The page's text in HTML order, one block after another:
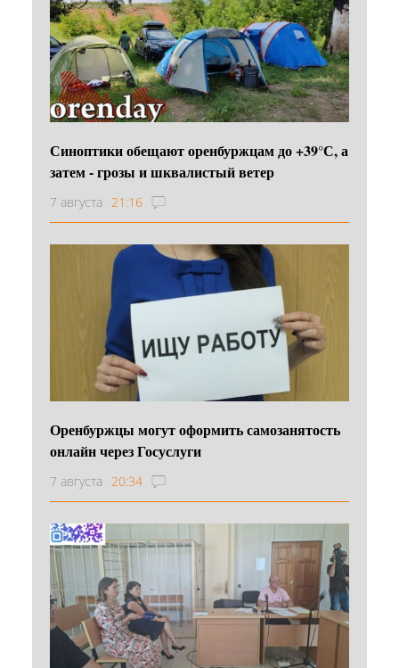
Синоптики обещают оренбуржцам до +39°С, а
затем - грозы и шквалистый ветер
7 августа 21:16
Оренбуржцы могут оформить самозанятость
онлайн через Госуслуги
7 августа 20:34